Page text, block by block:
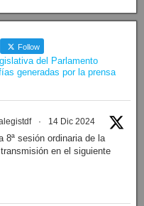
Follow
del Parlamento
generadas por la prensa
· 14 Dic 2024
8ª sesión ordinaria de la
en el siguiente